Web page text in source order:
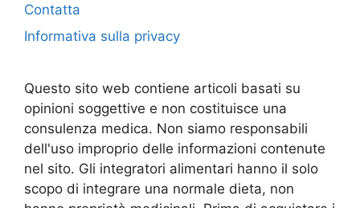
Contatta
Informativa sulla privacy
Questo sito web contiene articoli basati su
opinioni soggettive e non costituisce una
consulenza medica. Non siamo responsabili
dell'uso improprio delle informazioni contenute
nel sito. Gli integratori alimentari hanno il solo
scopo di integrare una normale dieta, non